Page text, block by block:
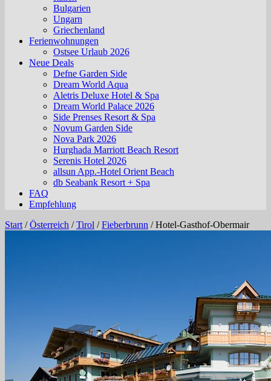
Bulgarien
Ungarn
Griechenland
Ferienwohnungen
Ostsee Urlaub 2026
Neue Deals
Defne Garden Side
Dream World Aqua
Aletris Deluxe Hotel & Spa
Dream World Palace 2026
Side Prenses Resort & Spa
Novum Garden Side
Nova Park 2026
Hurghada Marriott Beach Resort
Serenis Hotel 2026
allsun App.-Hotel Orient Beach
db Seabank Resort + Spa
FAQ
Empfehlung
Start /Österreich /Tirol /Fieberbrunn /Hotel-Gasthof-Obermair